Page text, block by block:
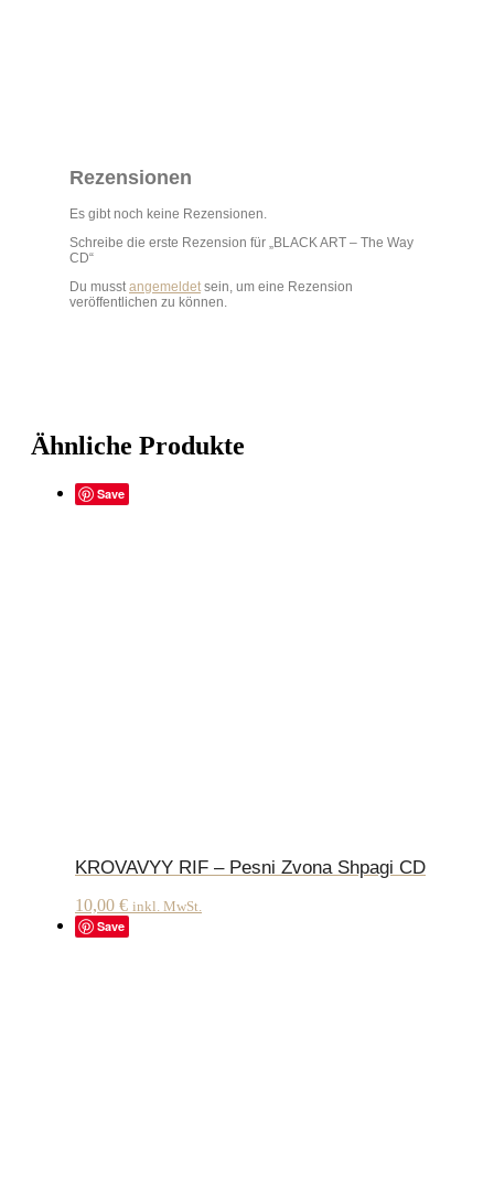
Rezensionen
Es gibt noch keine Rezensionen.
Schreibe die erste Rezension für „BLACK ART – The Way
CD“
Du musstangemeldetsein, um eine Rezension
veröffentlichen zu können.
Ähnliche Produkte
Save
KROVAVYY RIF – Pesni Zvona Shpagi CD
10,00 € inkl. MwSt.
Save